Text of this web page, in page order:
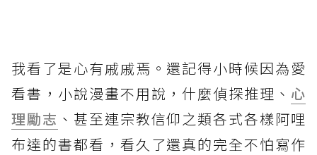
我看了是心有戚戚焉。還記得小時候因為愛
看書，小說漫畫不用說，什麼偵探推理、 心
理勵志 、甚至連宗教信仰之類各式各樣阿哩
布達的書都看，看久了還真的完全不怕寫作